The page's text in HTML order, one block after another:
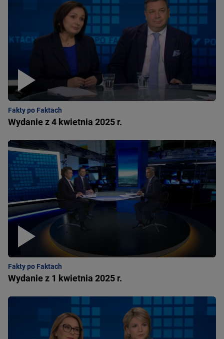
Fakty po Faktach
Wydanie z 4 kwietnia 2025 r.
Fakty po Faktach
Wydanie z 1 kwietnia 2025 r.